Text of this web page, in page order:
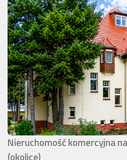
Nieruchomość komercyjna
(okolice)